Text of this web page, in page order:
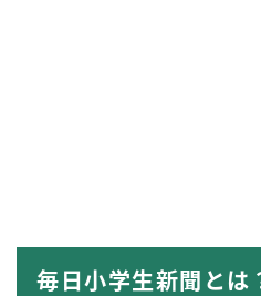
毎日小学生新聞とは